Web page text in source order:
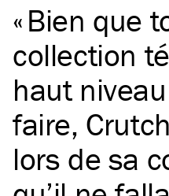
Bien que
collection
haut
faire,
lors de sa